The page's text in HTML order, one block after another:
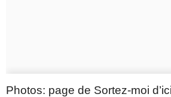
Photos: page de Sortez-moi